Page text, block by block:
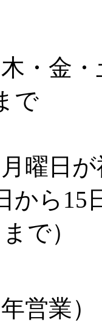
・金
で
曜日
から15
で）
営業）